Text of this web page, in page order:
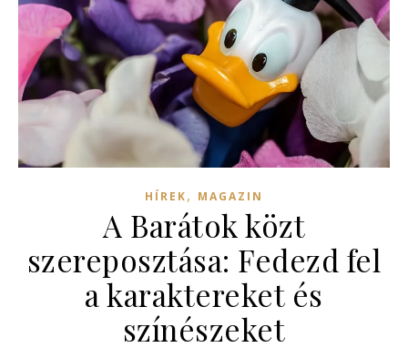
HÍREK, MAGAZIN
A Barátok közt
szereposztása: Fedezd fel
a karaktereket és
színészeket